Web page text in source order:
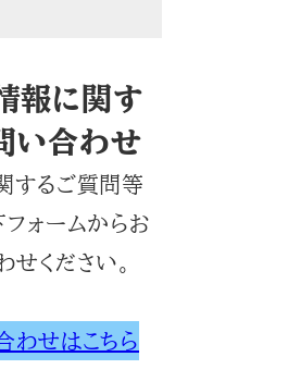
報に関す
い合わせ
するご質問等
フォームからお
せください。
わせはこちら